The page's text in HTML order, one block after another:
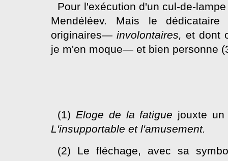
Pour l'exécution d'un cul-de-
Mendéléev. Mais le
originaires— involontaires, et dont
je m'en moque— et bien personne
(1) Eloge de la fatigue jouxte
L'insupportable et l'amusement.
(2) Le fléchage, avec sa